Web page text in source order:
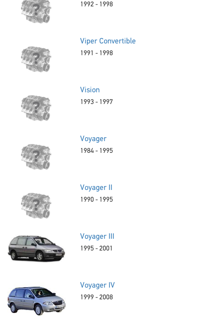
1992 - 1998
Viper Convertible
1991 - 1998
Vision
1993 - 1997
Voyager
1984 - 1995
Voyager II
1990 - 1995
Voyager III
1995 - 2001
Voyager IV
1999 - 2008